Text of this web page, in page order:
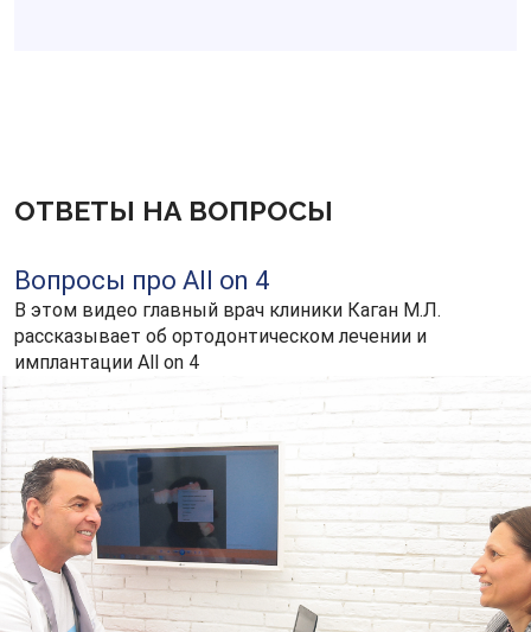
ОТВЕТЫ НА ВОПРОСЫ
Вопросы про All on 4
В этом видео главный врач клиники Каган М.Л.
рассказывает об ортодонтическом лечении и
имплантации All on 4